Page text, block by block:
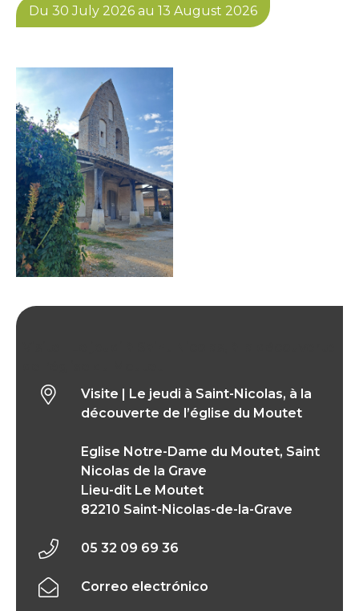
Du 30 July 2026 au 13 August 2026
Visite | Le jeudi à Saint-Nicolas, à la
découverte de l’église du Moutet
Eglise Notre-Dame du Moutet, Saint
Nicolas de la Grave
Lieu-dit Le Moutet
82210 Saint-Nicolas-de-la-Grave
05 32 09 69 36
Correo electrónico